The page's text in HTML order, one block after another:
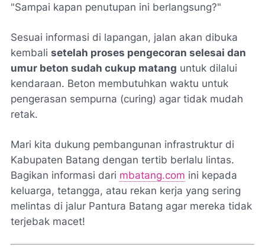
"Sampai kapan penutupan ini berlangsung?"
Sesuai informasi di lapangan, jalan akan dibuka
kembali setelah proses pengecoran selesai dan
umur beton sudah cukup matang untuk dilalui
kendaraan. Beton membutuhkan waktu untuk
pengerasan sempurna (curing) agar tidak mudah
retak.
Mari kita dukung pembangunan infrastruktur di
Kabupaten Batang dengan tertib berlalu lintas.
Bagikan informasi dari mbatang.com ini kepada
keluarga, tetangga, atau rekan kerja yang sering
melintas di jalur Pantura Batang agar mereka tidak
terjebak macet!